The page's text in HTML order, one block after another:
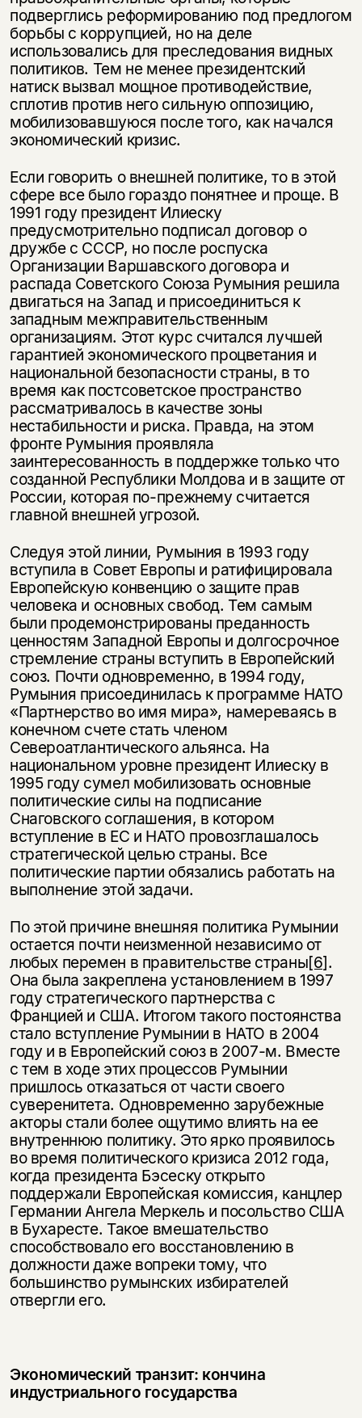
подверглись реформированию под предлогом
борьбы с коррупцией, но на деле
использовались для преследования видных
политиков. Тем не менее президентский
натиск вызвал мощное противодействие,
сплотив против него сильную оппозицию,
мобилизовавшуюся после того, как начался
экономический кризис.
Если говорить о внешней политике, то в этой
сфере все было гораздо понятнее и проще. В
1991 году президент Илиеску
предусмотрительно подписал договор о
дружбе с СССР, но после роспуска
Организации Варшавского договора и
распада Советского Союза Румыния решила
двигаться на Запад и присоединиться к
западным межправительственным
организациям. Этот курс считался лучшей
гарантией экономического процветания и
национальной безопасности страны, в то
время как постсоветское пространство
рассматривалось в качестве зоны
нестабильности и риска. Правда, на этом
фронте Румыния проявляла
заинтересованность в поддержке только что
созданной Республики Молдова и в защите от
России, которая по-прежнему считается
главной внешней угрозой.
Следуя этой линии, Румыния в 1993 году
вступила в Совет Европы и ратифицировала
Европейскую конвенцию о защите прав
человека и основных свобод. Тем самым
были продемонстрированы преданность
ценностям Западной Европы и долгосрочное
стремление страны вступить в Европейский
союз. Почти одновременно, в 1994 году,
Румыния присоединилась к программе НАТО
«Партнерство во имя мира», намереваясь в
конечном счете стать членом
Североатлантического альянса. На
национальном уровне президент Илиеску в
1995 году сумел мобилизовать основные
политические силы на подписание
Снаговского соглашения, в котором
вступление в ЕС и НАТО провозглашалось
стратегической целью страны. Все
политические партии обязались работать на
выполнение этой задачи.
По этой причине внешняя политика Румынии
остается почти неизменной независимо от
любых перемен в правительстве страны[6].
Она была закреплена установлением в 1997
году стратегического партнерства с
Францией и США. Итогом такого постоянства
стало вступление Румынии в НАТО в 2004
году и в Европейский союз в 2007-м. Вместе
с тем в ходе этих процессов Румынии
пришлось отказаться от части своего
суверенитета. Одновременно зарубежные
акторы стали более ощутимо влиять на ее
внутреннюю политику. Это ярко проявилось
во время политического кризиса 2012 года,
когда президента Бэсеску открыто
поддержали Европейская комиссия, канцлер
Германии Ангела Меркель и посольство США
в Бухаресте. Такое вмешательство
способствовало его восстановлению в
должности даже вопреки тому, что
большинство румынских избирателей
отвергли его.
Экономический транзит: кончина
индустриального государства